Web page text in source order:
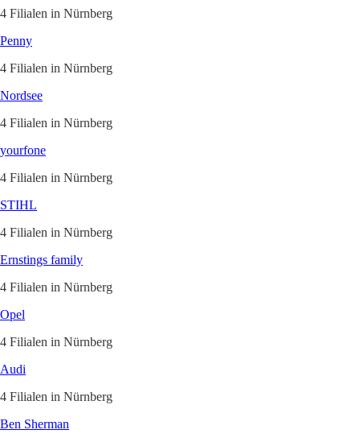
4 Filialen in Nürnberg
Penny
4 Filialen in Nürnberg
Nordsee
4 Filialen in Nürnberg
yourfone
4 Filialen in Nürnberg
STIHL
4 Filialen in Nürnberg
Ernstings family
4 Filialen in Nürnberg
Opel
4 Filialen in Nürnberg
Audi
4 Filialen in Nürnberg
Ben Sherman